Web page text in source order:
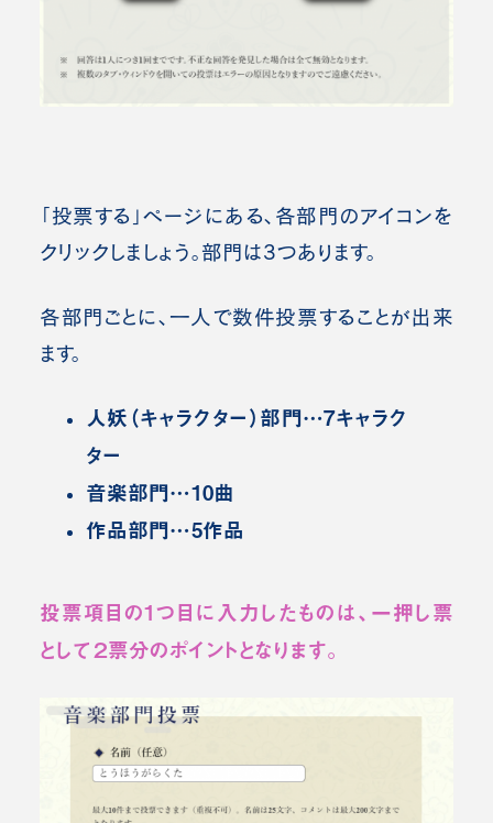
「投票する」ページにある、各部門のアイコンを
クリックしましょう。部門は3つあります。
各部門ごとに、一人で数件投票することが出来
ます。
人妖（キャラクター）部門…7キャラク
ター
音楽部門…10曲
作品部門…5作品
投票項目の1つ目に入力したものは、一押し票
として２票分のポイントとなります。